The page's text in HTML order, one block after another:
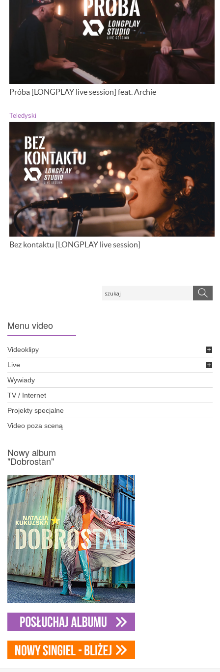
Próba [LONGPLAY live session] feat. Archie
Teledyski
Bez kontaktu [LONGPLAY live session]
Menu video
Videoklipy
Live
Wywiady
TV / Internet
Projekty specjalne
Video poza sceną
Nowy album
"Dobrostan"